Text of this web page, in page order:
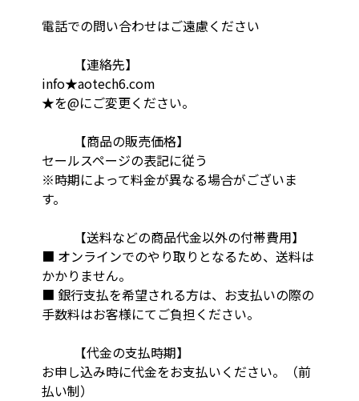
電話での問い合わせはご遠慮ください
【連絡先】
info★aotech6.com
★を@にご変更ください。
【商品の販売価格】
セールスページの表記に従う
※時期によって料金が異なる場合がございま
す。
【送料などの商品代金以外の付帯費用】
■ オンラインでのやり取りとなるため、送料は
かかりません。
■ 銀行支払を希望される方は、お支払いの際の
手数料はお客様にてご負担ください。
【代金の支払時期】
お申し込み時に代金をお支払いください。（前
払い制）